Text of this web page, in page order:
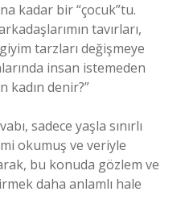
kadar bir “çocuk”tu.
tavırları,
tarzları değişmeye
insan istemeden
kadın denir?”
sadece yaşla sınırlı
okumuş ve veriyle
bu konuda gözlem ve
daha anlamlı hale